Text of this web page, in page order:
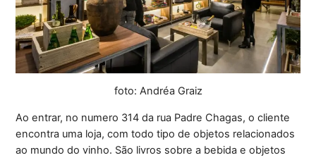
foto: Andréa Graiz
Ao entrar, no numero 314 da rua Padre Chagas, o cliente
encontra uma loja, com todo tipo de objetos relacionados
ao mundo do vinho. São livros sobre a bebida e objetos